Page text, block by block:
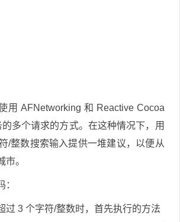
用 AFNetworking 和 Reactive Cocoa
多个请求的方式。在这种情况下，用
/整数搜索输入提供一堆建议，以便从
市。
过 3 个字符/整数时，首先执行的方法